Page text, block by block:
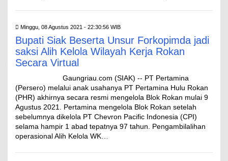
Minggu, 08 Agustus 2021 - 22:30:56 WIB
Bupati Siak Beserta Unsur Forkopimda jadi
saksi Alih Kelola Wilayah Kerja Rokan
Secara Virtual
Gaungriau.com (SIAK) -- PT Pertamina
(Persero) melalui anak usahanya PT Pertamina Hulu Rokan
(PHR) akhirnya secara resmi mengelola Blok Rokan mulai 9
Agustus 2021. Pertamina mengelola Blok Rokan setelah
sebelumnya dikelola PT Chevron Pacific Indonesia (CPI)
selama hampir 1 abad tepatnya 97 tahun. Pengambilalihan
operasional Alih Kelola WK…